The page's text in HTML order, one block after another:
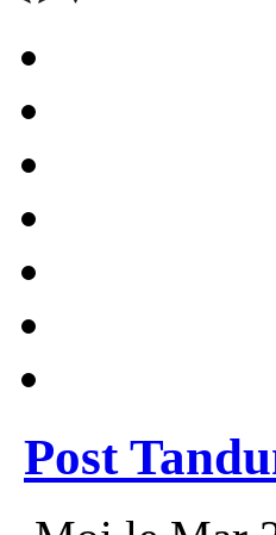
Post